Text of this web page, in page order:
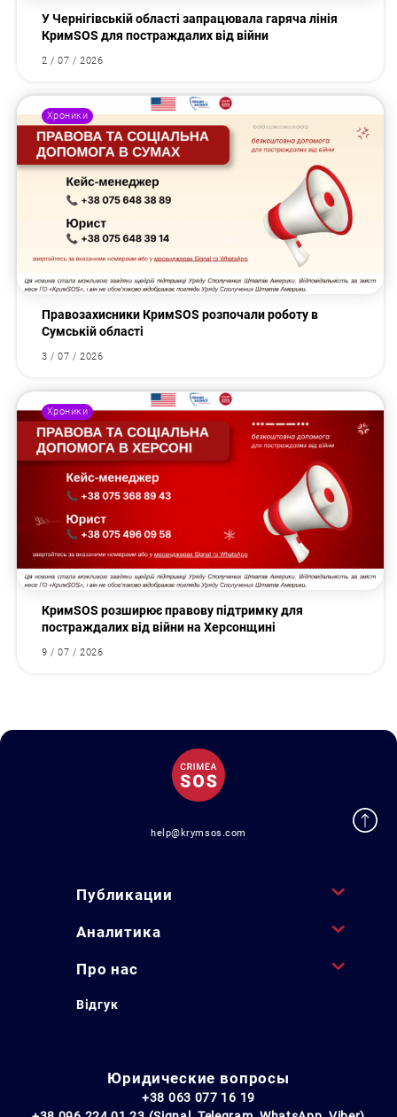
У Чернігівській області запрацювала гаряча лінія
КримSOS для постраждалих від війни
2 / 07 / 2026
Хроники
Правозахисники КримSOS розпочали роботу в
Сумській області
3 / 07 / 2026
Хроники
КримSOS розширює правову підтримку для
постраждалих від війни на Херсонщині
9 / 07 / 2026
help@krymsos.com
Публикации
Аналитика
Про нас
Відгук
Юридические вопросы
+38 063 077 16 19